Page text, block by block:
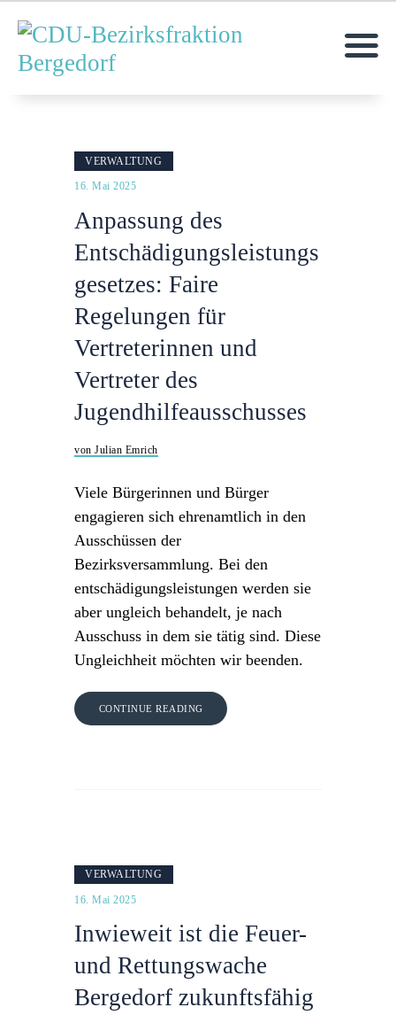
AKTUELLES
MITGLIEDER
ANFRAGEN & ANTRÄGE
TERMINE
KREISVERBAND
VERWALTUNG
16. Mai 2025
Anpassung des
Entschädigungsleistungs
gesetzes: Faire
Regelungen für
Vertreterinnen und
Vertreter des
Jugendhilfeausschusses
von Julian Emrich
Viele Bürgerinnen und Bürger
engagieren sich ehrenamtlich in den
Ausschüssen der
Bezirksversammlung. Bei den
entschädigungsleistungen werden sie
aber ungleich behandelt, je nach
Ausschuss in dem sie tätig sind. Diese
Ungleichheit möchten wir beenden.
CONTINUE READING
VERWALTUNG
16. Mai 2025
Inwieweit ist die Feuer-
und Rettungswache
Bergedorf zukunftsfähig